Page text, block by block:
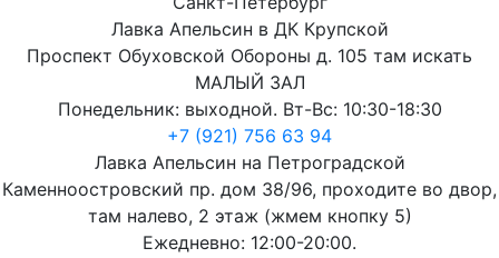
Лавка Апельсин в ДК Крупской
Проспект Обуховской Обороны д. 105 там искать
МАЛЫЙ ЗАЛ
Понедельник: выходной. Вт-Вс: 10:30-18:30
+7 (921) 756 63 94
Лавка Апельсин на Петроградской
Каменноостровский пр. дом 38/96, проходите во двор,
там налево, 2 этаж (жмем кнопку 5)
Ежедневно: 12:00-20:00.